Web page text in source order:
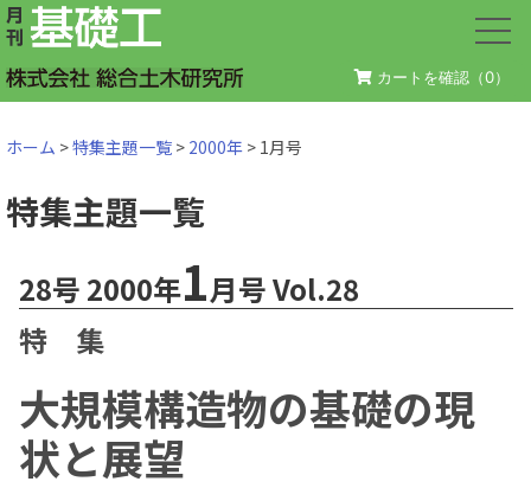
カートを確認（0）
ホーム >特集主題一覧 > 2000年 > 1月号
特集主題一覧
28号 2000年1月号 Vol.28
特 集
大規模構造物の基礎の現
状と展望